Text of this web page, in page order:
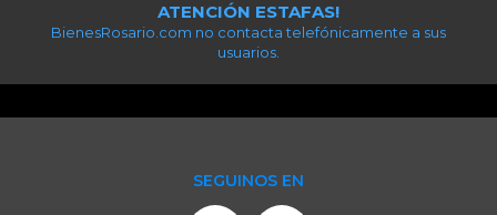
ATENCIÓN ESTAFAS!
BienesRosario.com no contacta telefónicamente a sus
usuarios.
SEGUINOS EN